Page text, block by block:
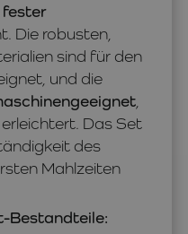
fester
Die robusten,
sind für den
und die
,
Das Set
des
Mahlzeiten
Bestandteile: